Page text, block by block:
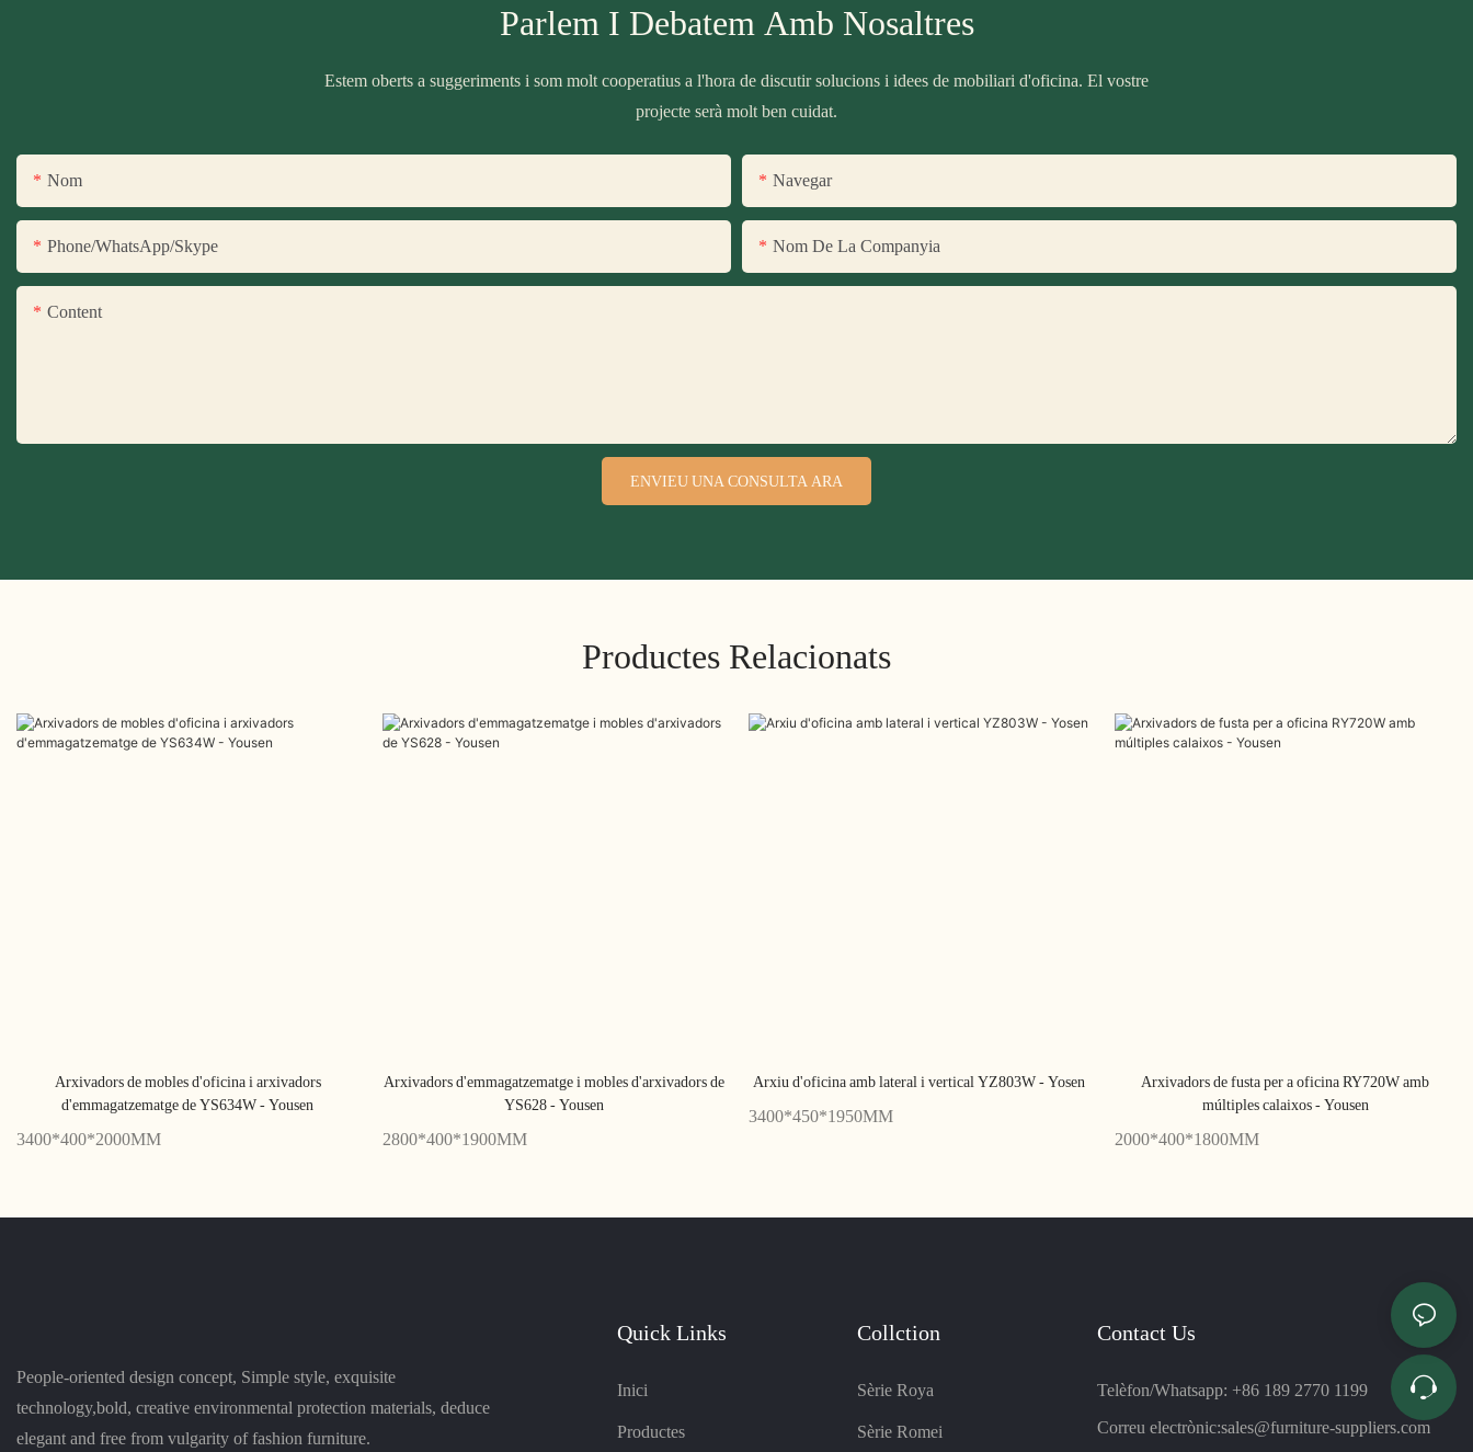
Parlem I Debatem Amb Nosaltres
Estem oberts a suggeriments i som molt cooperatius a l'hora de discutir solucions i idees de mobiliari d'oficina. El vostre
projecte serà molt ben cuidat.
Nom Navegar
Phone/WhatsApp/Skype Nom De La Companyia
Content
ENVIEU UNA CONSULTA ARA
Productes Relacionats
Arxivadors de mobles d'oficina i arxivadors
d'emmagatzematge de YS634W - Yousen
3400*400*2000MM
Arxivadors d'emmagatzematge i mobles d'arxivadors de
YS628 - Yousen
2800*400*1900MM
Arxiu d'oficina amb lateral i vertical YZ803W - Yosen
3400*450*1950MM
Arxivadors de fusta per a oficina RY720W amb
múltiples calaixos - Yousen
2000*400*1800MM
People-oriented design concept, Simple style, exquisite
technology,bold, creative environmental protection materials, deduce
elegant and free from vulgarity of fashion furniture.
Quick Links
Inici
Productes
Collction
Sèrie Roya
Sèrie Romei
Contact Us
Telèfon/Whatsapp: +86 189 2770 1199
Correu electrònic:sales@furniture-suppliers.com